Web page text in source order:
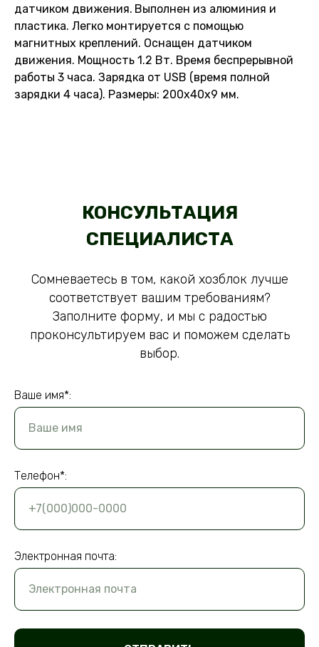
датчиком движения. Выполнен из алюминия и
пластика. Легко монтируется с помощью
магнитных креплений. Оснащен датчиком
движения. Мощность 1.2 Вт. Время беспрерывной
работы 3 часа. Зарядка от USB (время полной
зарядки 4 часа). Размеры: 200х40х9 мм.
КОНСУЛЬТАЦИЯ
СПЕЦИАЛИСТА
Сомневаетесь в том, какой хозблок лучше
соответствует вашим требованиям?
Заполните форму, и мы с радостью
проконсультируем вас и поможем сделать
выбор.
Ваше имя*:
Ваше имя
Телефон*:
+7(000)000-0000
Электронная почта:
Электронная почта